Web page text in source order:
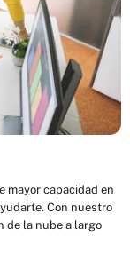
mayor capacidad en
Con nuestro
de la nube a largo